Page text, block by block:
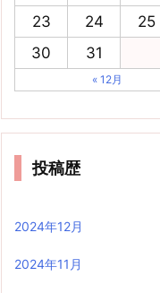
23
24 25
30
31
« 12月
投稿歴
2024年12月
2024年11月